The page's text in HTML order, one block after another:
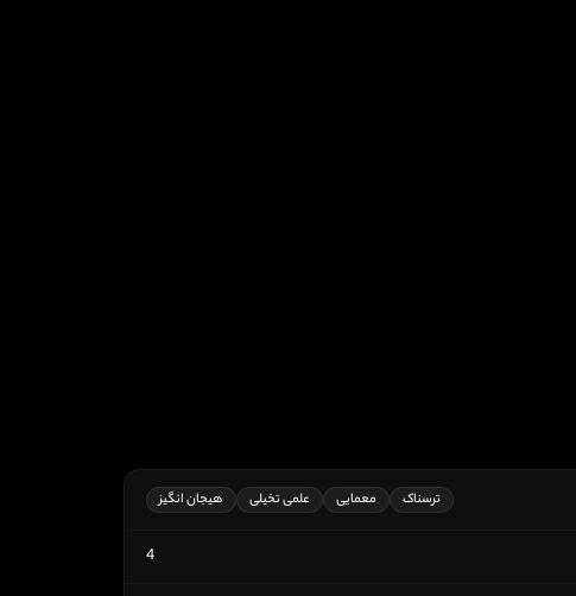
ترسناک معمایی علمی تخیلی هیجان انگیز
4